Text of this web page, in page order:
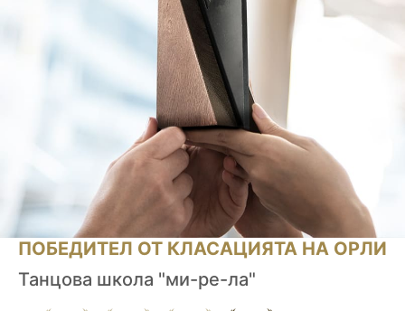
ПОБЕДИТЕЛ ОТ КЛАСАЦИЯТА НА ОРЛИ
Танцова школа "ми-ре-ла"